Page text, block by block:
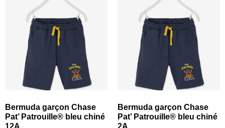
Bermuda garçon Chase
Pat’ Patrouille® bleu chiné
12A
Bermuda garçon Chase
Pat’ Patrouille® bleu chiné
2A